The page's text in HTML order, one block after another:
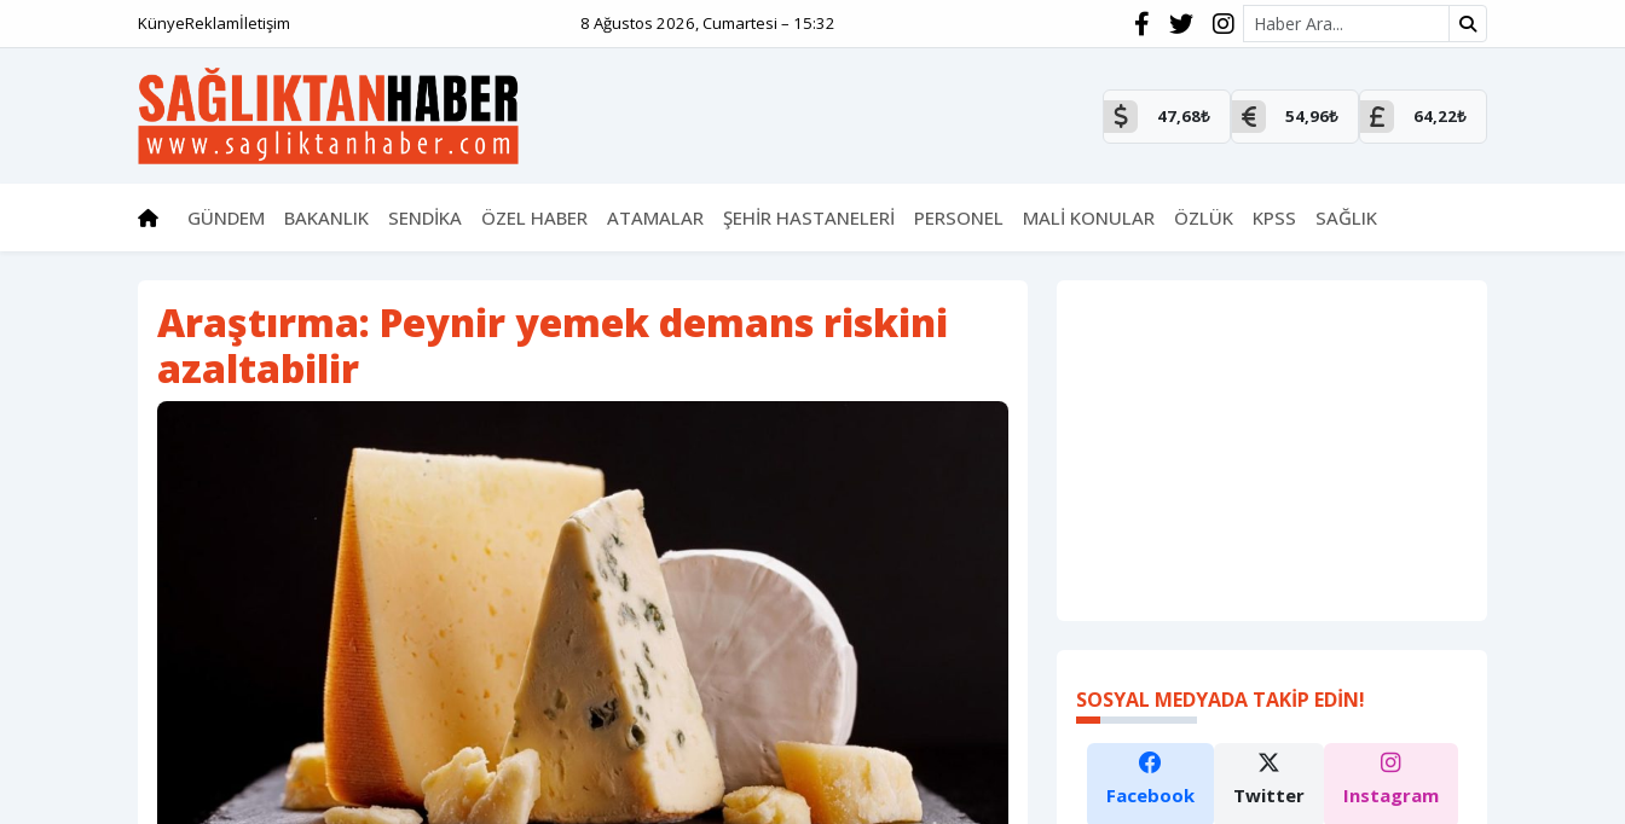
KünyeReklamİletişim 8 Ağustos 2026, Cumartesi – 15:32 Site içi arama
47,68₺ 54,96₺ 64,22₺
GÜNDEM BAKANLIK SENDİKA ÖZEL HABER ATAMALAR ŞEHİR HASTANELERİ PERSONEL MALİ KONULAR ÖZLÜK KPSS SAĞLIK
Araştırma: Peynir yemek demans riskini
azaltabilir
SOSYAL MEDYADA TAKIP EDIN!
Facebook Twitter Instagram